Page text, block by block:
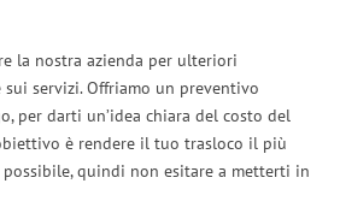
la nostra azienda per ulteriori
servizi. Offriamo un preventivo
per darti un’idea chiara del costo del
è rendere il tuo trasloco il più
possibile, quindi non esitare a metterti in